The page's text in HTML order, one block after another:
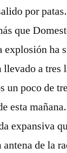
por
que
explosión ha
llevado a tres
un poco de
esta
expansiva
de la